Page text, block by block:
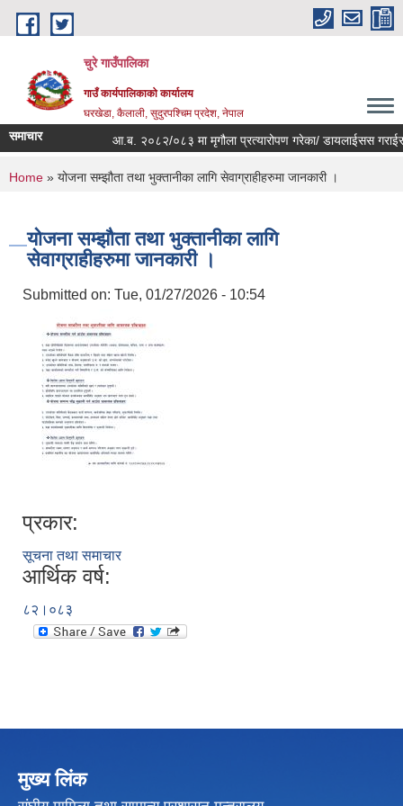
Skip to main content
चुरे गाउँपालिका
गाउँ कार्यपालिकाको कार्यालय
घरखेडा, कैलाली, सुदुरपश्चिम प्रदेश, नेपाल
समाचार आ.ब. २०८२/०८३ मा मृगौला प्रत्यारोपण गरेका/ डायलाईसस
You are here
Home » योजना सम्झौता तथा भुक्तानीका लागि सेवाग्राहीहरुमा जानकारी ।
योजना सम्झौता तथा भुक्तानीका लागि
सेवाग्राहीहरुमा जानकारी ।
Submitted on: Tue, 01/27/2026 - 10:54
प्रकार:
सूचना तथा समाचार
आर्थिक वर्ष:
८२।०८३
मुख्य लिंक